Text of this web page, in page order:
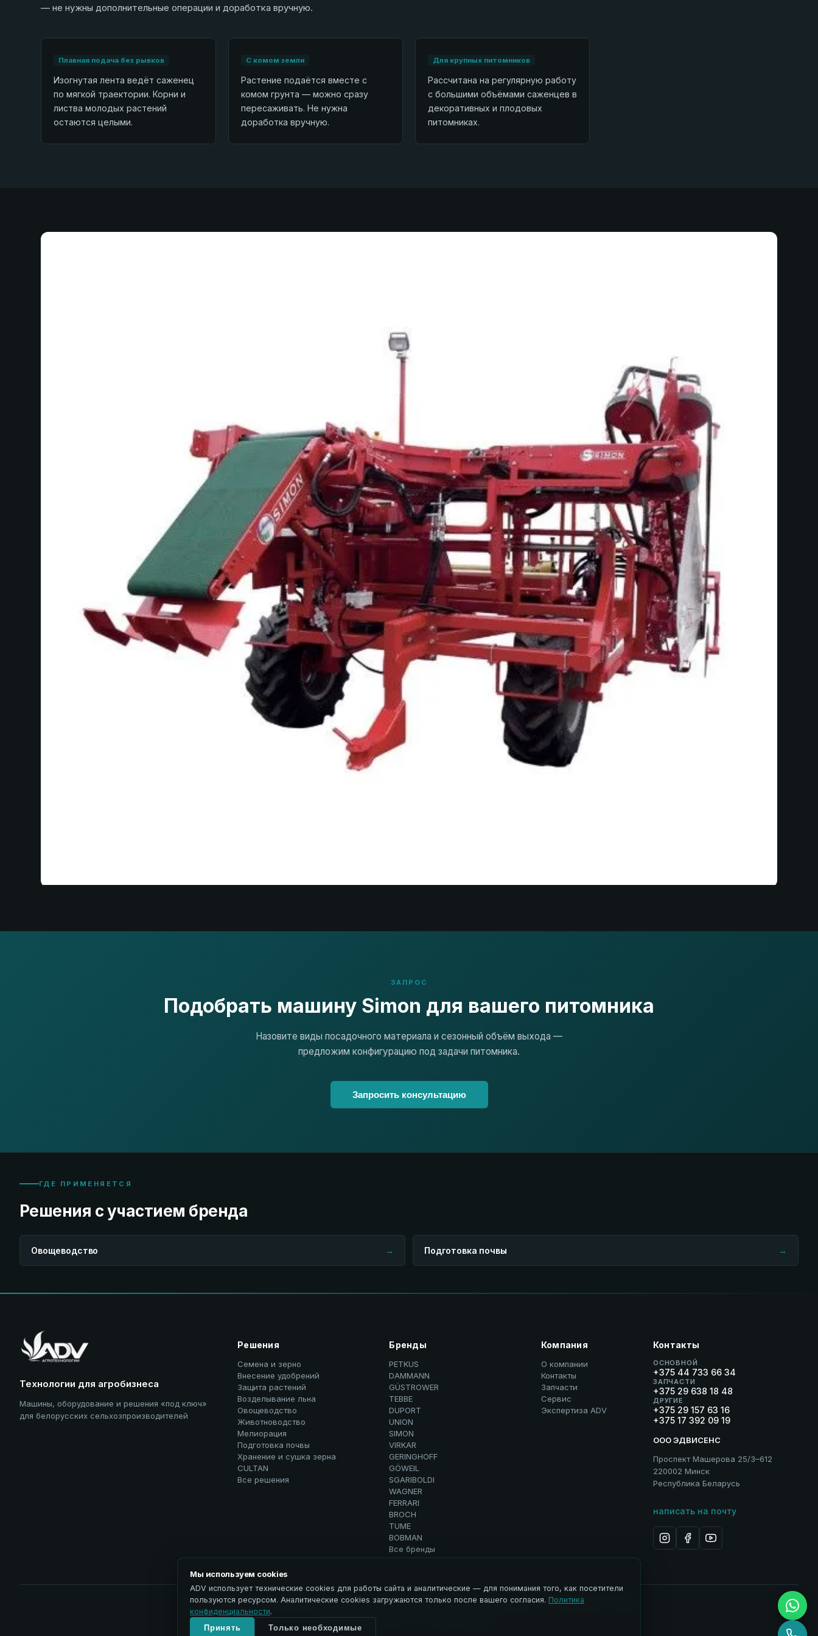
— не нужны дополнительные операции и доработка вручную.
Плавная подача без рывков
Изогнутая лента ведёт саженец
по мягкой траектории. Корни и
листва молодых растений
остаются целыми.
С комом земли
Растение подаётся вместе с
комом грунта — можно сразу
пересаживать. Не нужна
доработка вручную.
Для крупных питомников
Рассчитана на регулярную работу
с большими объёмами саженцев в
декоративных и плодовых
питомниках.
ЗАПРОС
Подобрать машину Simon для вашего питомника
Назовите виды посадочного материала и сезонный объём выхода —
предложим конфигурацию под задачи питомника.
Запросить консультацию
ГДЕ ПРИМЕНЯЕТСЯ
Решения с участием бренда
Овощеводство → Подготовка почвы →
Технологии для агробизнеса
Машины, оборудование и решения «под ключ»
для белорусских сельхозпроизводителей
Решения
Семена и зерно
Внесение удобрений
Защита растений
Возделывание льна
Овощеводство
Животноводство
Мелиорация
Подготовка почвы
Хранение и сушка зерна
CULTAN
Все решения
Бренды
PETKUS
DAMMANN
GÜSTROWER
TEBBE
DUPORT
UNION
SIMON
VIRKAR
GERINGHOFF
GÖWEIL
SGARIBOLDI
WAGNER
FERRARI
BROCH
TUME
BOBMAN
Все бренды
Компания
О компании
Контакты
Запчасти
Сервис
Экспертиза ADV
Контакты
ОСНОВНОЙ
+375 44 733 66 34
ЗАПЧАСТИ
+375 29 638 18 48
ДРУГИЕ
+375 29 157 63 16
+375 17 392 09 19
ООО ЭДВИСЕНС
Проспект Машерова 25/3–612
220002 Минск
Республика Беларусь
написать на почту
Политика обработки персональных данныхИспользование материаловЭДВИСЕНС / Advisance → ADVУправление cookies
© 2026 ООО ЭДВИСЕНС. Все права защищены.
Мы используем cookies
ADV использует технические cookies для работы сайта и аналитические — для понимания того, как посетители
пользуются ресурсом. Аналитические cookies загружаются только после вашего согласия. Политика
конфиденциальности.
Принять Только необходимые